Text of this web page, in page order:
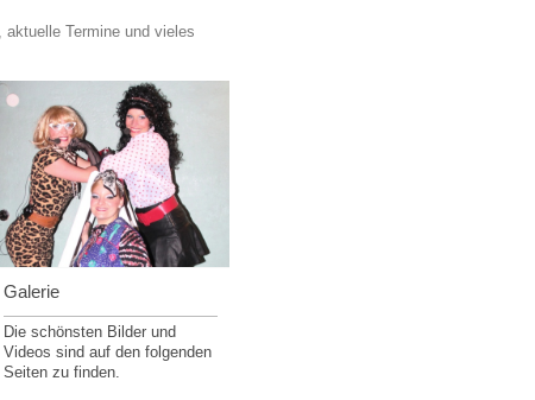
Termine und vieles
Galerie
Die schönsten Bilder und
Videos sind auf den folgenden
Seiten zu finden.